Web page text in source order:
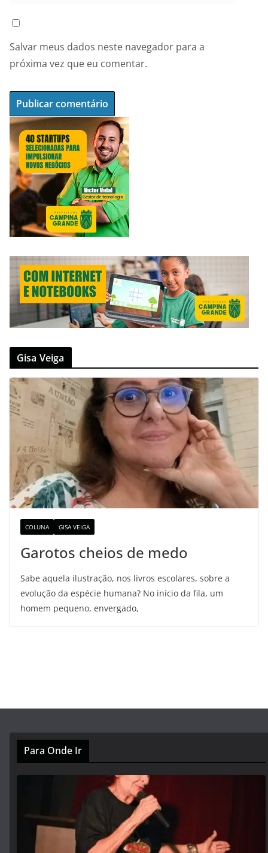
Salvar meus dados neste navegador para a
próxima vez que eu comentar.
Gisa Veiga
COLUNA GISA VEIGA
Garotos cheios de medo
Sabe aquela ilustração, nos livros escolares, sobre a
evolução da espécie humana? No início da fila, um
homem pequeno, envergado,
Para Onde Ir